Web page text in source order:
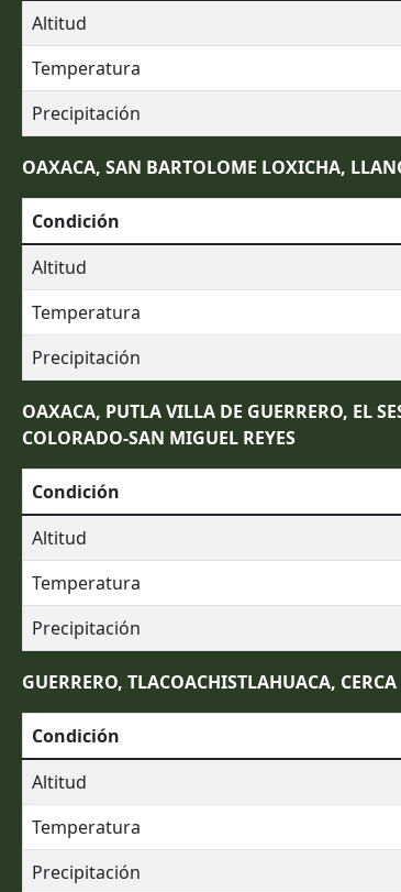
Altitud
Temperatura
Precipitación
OAXACA, SAN BARTOLOME LOXICHA,
Condición
Altitud
Temperatura
Precipitación
OAXACA, PUTLA VILLA DE GUERRERO, EL
COLORADO-SAN MIGUEL REYES
Condición
Altitud
Temperatura
Precipitación
GUERRERO, TLACOACHISTLAHUACA,
Condición
Altitud
Temperatura
Precipitación